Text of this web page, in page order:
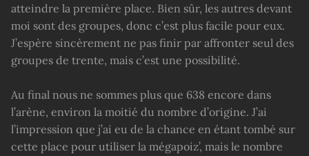
atteindre la première place. Bien sûr, les autres devant
moi sont des groupes, donc c’est plus facile pour eux.
J’espère sincèrement ne pas finir par affronter seul des
groupes de trente, mais c’est une possibilité.
Au final nous ne sommes plus que 638 encore dans
l’arène, environ la moitié du nombre d’origine. J’ai
l’impression que j’ai eu de la chance en étant tombé sur
cette place pour utiliser la mégapoiz’, mais le nombre